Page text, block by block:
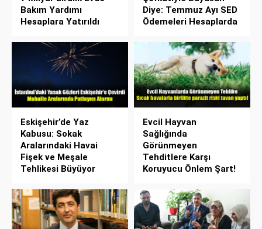
Bakım Yardımı
Hesaplara Yatırıldı
Diye: Temmuz Ayı SED
Ödemeleri Hesaplarda
Eskişehir’de Yaz
Kabusu: Sokak
Aralarındaki Havai
Fişek ve Meşale
Tehlikesi Büyüyor
Evcil Hayvan
Sağlığında
Görünmeyen
Tehditlere Karşı
Koruyucu Önlem Şart!